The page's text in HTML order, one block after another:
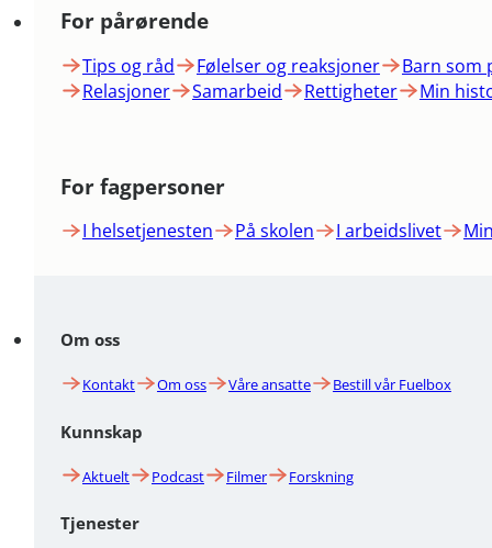
For pårørende
Tips og råd Følelser og reaksjoner
Barn som
Relasjoner
Samarbeid Rettigheter Min
For fagpersoner
I helsetjenesten På skolen I arbeidslivet
Om oss
Kontakt Om oss Våre ansatte Bestill vår Fuelbox
Kunnskap
Aktuelt Podcast Filmer Forskning
Tjenester